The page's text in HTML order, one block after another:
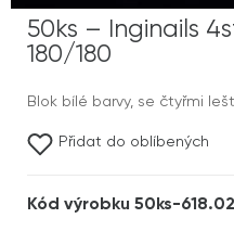
50ks – Inginails
180/180
Blok bílé barvy, se čtyřmi
Přidat do oblíbených
Kód výrobku 50ks-618.02